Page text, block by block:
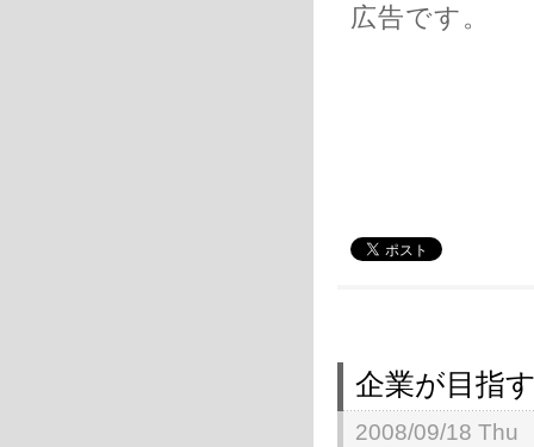
広告です。
企業が目指
2008/09/18 Thu